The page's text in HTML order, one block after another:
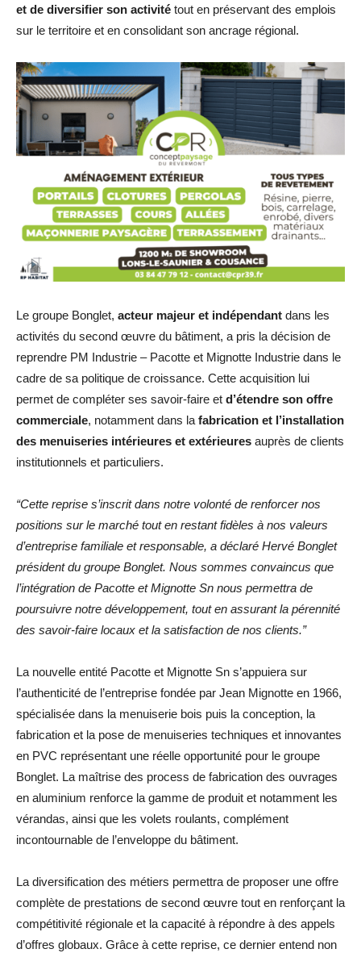
et de diversifier son activité tout en préservant des emplois
sur le territoire et en consolidant son ancrage régional.
Le groupe Bonglet, acteur majeur et indépendant dans les
activités du second œuvre du bâtiment, a pris la décision de
reprendre PM Industrie – Pacotte et Mignotte Industrie dans le
cadre de sa politique de croissance. Cette acquisition lui
permet de compléter ses savoir-faire et d’étendre son offre
commerciale, notamment dans la fabrication et l’installation
des menuiseries intérieures et extérieures auprès de clients
institutionnels et particuliers.
“Cette reprise s’inscrit dans notre volonté de renforcer nos
positions sur le marché tout en restant fidèles à nos valeurs
d’entreprise familiale et responsable, a déclaré Hervé Bonglet
président du groupe Bonglet. Nous sommes convaincus que
l’intégration de Pacotte et Mignotte Sn nous permettra de
poursuivre notre développement, tout en assurant la pérennité
des savoir-faire locaux et la satisfaction de nos clients.”
La nouvelle entité Pacotte et Mignotte Sn s’appuiera sur
l’authenticité de l’entreprise fondée par Jean Mignotte en 1966,
spécialisée dans la menuiserie bois puis la conception, la
fabrication et la pose de menuiseries techniques et innovantes
en PVC représentant une réelle opportunité pour le groupe
Bonglet. La maîtrise des process de fabrication des ouvrages
en aluminium renforce la gamme de produit et notamment les
vérandas, ainsi que les volets roulants, complément
incontournable de l’enveloppe du bâtiment.
La diversification des métiers permettra de proposer une offre
complète de prestations de second œuvre tout en renforçant la
compétitivité régionale et la capacité à répondre à des appels
d’offres globaux. Grâce à cette reprise, ce dernier entend non